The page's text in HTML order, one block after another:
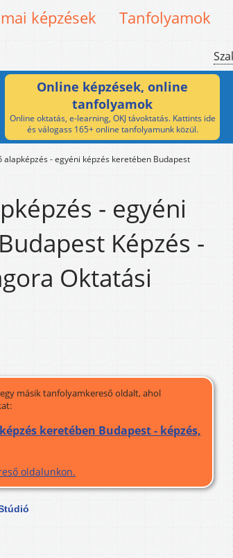
képzések Tanfolyamok
Online képzések, online
tanfolyamok
Online oktatás, e-learning, OKJ távoktatás. Kattints ide
és válogass 165+ online tanfolyamunk közül.
alapképzés - egyéni képzés keretében Budapest
- egyéni
Képzés -
Oktatási
másik tanfolyamkereső oldalt, ahol
keretében Budapest - képzés,
oldalunkon.